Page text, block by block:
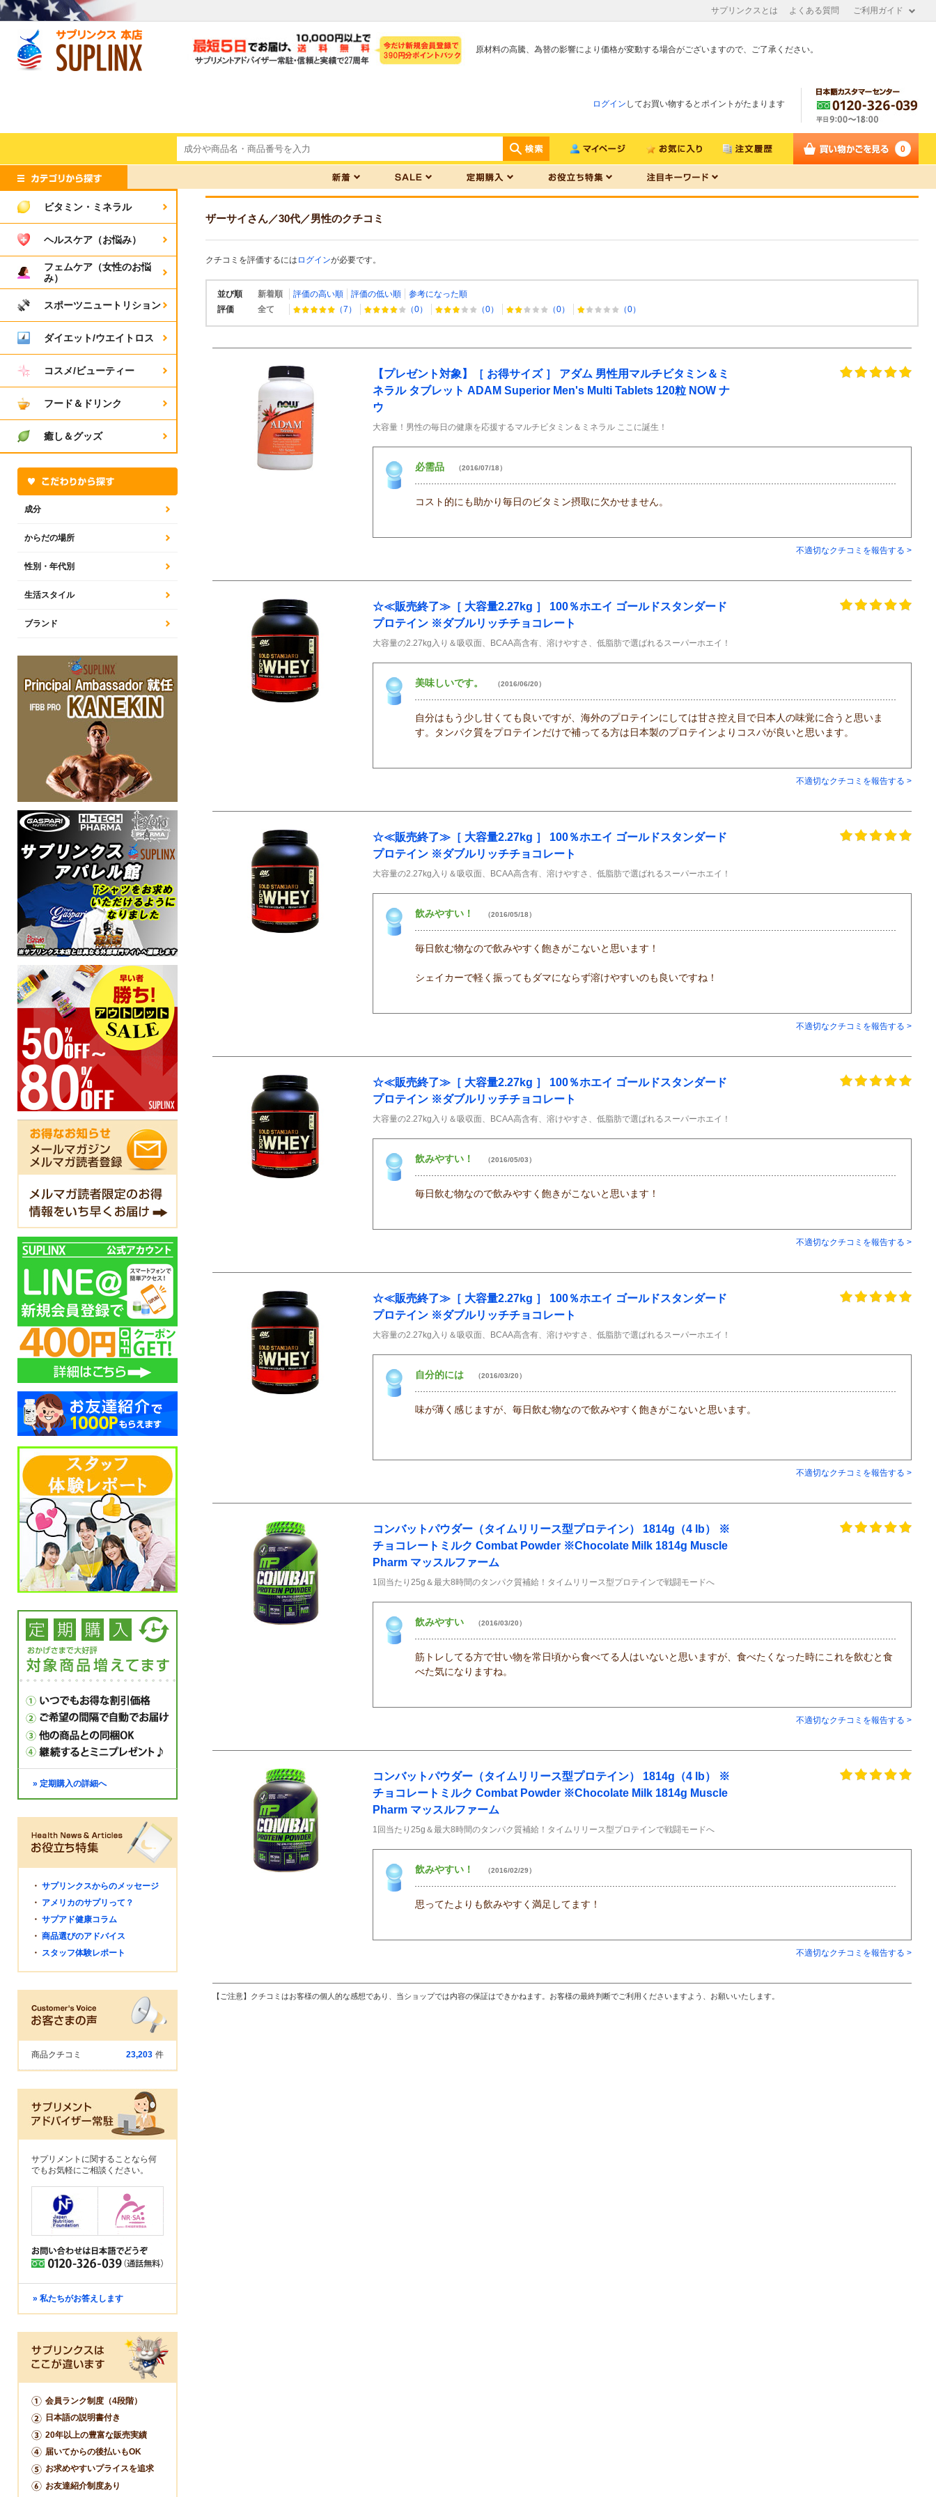
サプリンクスとは よくある質問 ご利用ガイド
原材料の高騰、為替の影響により価格が変動する場合がございますので、ご了承ください。
ログイン してお買い物するとポイントがたまります
0
ザーサイさん／30代／男性のクチコミ
クチコミを評価するには ログインが必要です。
並び順 新着順 評価の高い順 評価の低い順
参考になった順
評価
全て （7） （0） （0） （0） （0）
【プレゼント対象】［ お得サイズ ］ アダム 男性用マルチビタミン＆ミ
ネラル タブレット ADAM Superior Men's Multi Tablets 120粒 NOW ナ
ウ
大容量！男性の毎日の健康を応援するマルチビタミン＆ミネラル ここに誕生！
必需品 （2016/07/18）
コスト的にも助かり毎日のビタミン摂取に欠かせません。
不適切なクチコミを報告する >
☆≪販売終了≫［ 大容量2.27kg ］ 100％ホエイ ゴールドスタンダード
プロテイン ※ダブルリッチチョコレート
大容量の2.27kg入り＆吸収面、BCAA高含有、溶けやすさ、低脂肪で選ばれるスーパーホエイ！
美味しいです。 （2016/06/20）
自分はもう少し甘くても良いですが、海外のプロテインにしては甘さ控え目で日本人の味覚に合うと思いま
す。タンパク質をプロテインだけで補ってる方は日本製のプロテインよりコスパが良いと思います。
不適切なクチコミを報告する >
☆≪販売終了≫［ 大容量2.27kg ］ 100％ホエイ ゴールドスタンダード
プロテイン ※ダブルリッチチョコレート
大容量の2.27kg入り＆吸収面、BCAA高含有、溶けやすさ、低脂肪で選ばれるスーパーホエイ！
飲みやすい！ （2016/05/18）
毎日飲む物なので飲みやすく飽きがこないと思います！
シェイカーで軽く振ってもダマにならず溶けやすいのも良いですね！
不適切なクチコミを報告する >
☆≪販売終了≫［ 大容量2.27kg ］ 100％ホエイ ゴールドスタンダード
プロテイン ※ダブルリッチチョコレート
大容量の2.27kg入り＆吸収面、BCAA高含有、溶けやすさ、低脂肪で選ばれるスーパーホエイ！
飲みやすい！ （2016/05/03）
毎日飲む物なので飲みやすく飽きがこないと思います！
不適切なクチコミを報告する >
☆≪販売終了≫［ 大容量2.27kg ］ 100％ホエイ ゴールドスタンダード
プロテイン ※ダブルリッチチョコレート
大容量の2.27kg入り＆吸収面、BCAA高含有、溶けやすさ、低脂肪で選ばれるスーパーホエイ！
自分的には （2016/03/20）
味が薄く感じますが、毎日飲む物なので飲みやすく飽きがこないと思います。
不適切なクチコミを報告する >
コンバットパウダー（タイムリリース型プロテイン） 1814g（4 lb） ※
チョコレートミルク Combat Powder ※Chocolate Milk 1814g Muscle
Pharm マッスルファーム
1回当たり25g＆最大8時間のタンパク質補給！タイムリリース型プロテインで戦闘モードへ
飲みやすい （2016/03/20）
筋トレしてる方で甘い物を常日頃から食べてる人はいないと思いますが、食べたくなった時にこれを飲むと食
べた気になりますね。
不適切なクチコミを報告する >
コンバットパウダー（タイムリリース型プロテイン） 1814g（4 lb） ※
チョコレートミルク Combat Powder ※Chocolate Milk 1814g Muscle
Pharm マッスルファーム
1回当たり25g＆最大8時間のタンパク質補給！タイムリリース型プロテインで戦闘モードへ
飲みやすい！ （2016/02/29）
思ってたよりも飲みやすく満足してます！
不適切なクチコミを報告する >
【ご注意】クチコミはお客様の個人的な感想であり、当ショップでは内容の保証はできかねます。お客様の最終判断でご利用くださいますよう、お願いいたします。
ビタミン・ミネラル
ヘルスケア（お悩み）
フェムケア（女性のお悩
み）
スポーツニュートリション
ダイエット/ウエイトロス
コスメ/ビューティー
フード＆ドリンク
癒し＆グッズ
成分
からだの場所
性別・年代別
生活スタイル
ブランド
» 定期購入の詳細へ
・ サプリンクスからのメッセージ
・ アメリカのサプリって？
・ サプアド健康コラム
・ 商品選びのアドバイス
・ スタッフ体験レポート
商品クチコミ 23,203 件
サプリメントに関することなら何
でもお気軽にご相談ください。
» 私たちがお答えします
会員ランク制度（4段階）
日本語の説明書付き
20年以上の豊富な販売実績
届いてからの後払いもOK
お求めやすいプライスを追求
お友達紹介制度あり